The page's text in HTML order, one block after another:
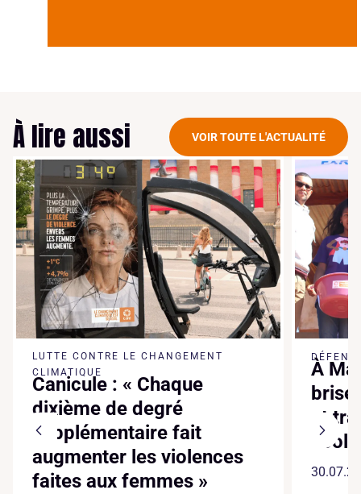
À lire aussi VOIR TOUTE L'ACTUALITÉ
LUTTE CONTRE LE CHANGEMENT
CLIMATIQUE
Canicule : « Chaque
dixième de degré
supplémentaire fait
augmenter les violences
faites aux femmes »
À
et